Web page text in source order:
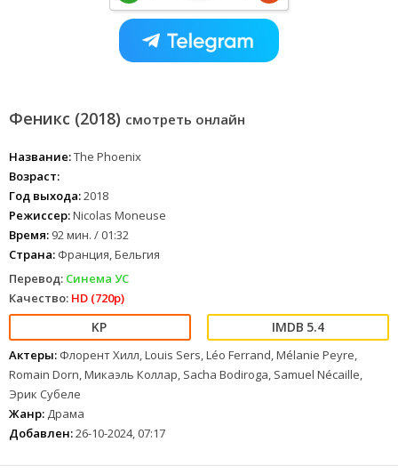
Феникс (2018) смотреть онлайн
Название:The Phoenix
Возраст:
Год выхода:2018
Режиссер:Nicolas Moneuse
Время: 92 мин. / 01:32
Страна: Франция, Бельгия
Перевод: Синема УС
Качество: HD (720p)
5.4
Актеры: Флорент Хилл, Louis Sers, Léo Ferrand, Mélanie Peyre,
Romain Dorn, Микаэль Коллар, Sacha Bodiroga, Samuel Nécaille,
Эрик Субеле
Жанр: Драма
Добавлен:26-10-2024, 07:17